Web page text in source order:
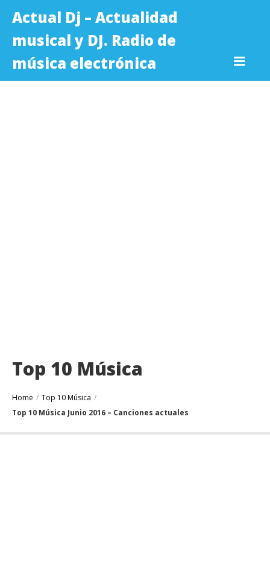
Actual Dj – Actualidad
musical y DJ. Radio de
música electrónica
Top 10 Música
Home / Top 10 Música /
Top 10 Música Junio 2016 – Canciones actuales